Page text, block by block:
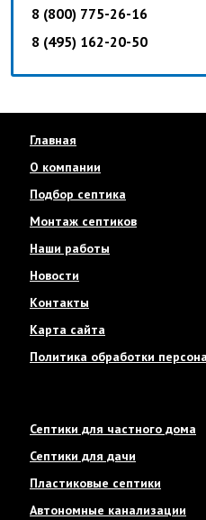
8 (800) 775-26-16
8 (495) 162-20-50
Главная
О компании
Подбор септика
Монтаж септиков
Наши работы
Новости
Контакты
Карта сайта
Политика обработки
Септики для частного дома
Септики для дачи
Пластиковые септики
Автономные канализации